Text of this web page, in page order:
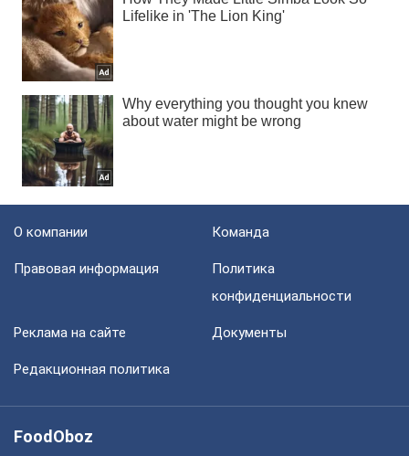
О компании Команда
Правовая информация
Политика
конфиденциальности
Реклама на сайте Документы
Редакционная политика
FoodOboz